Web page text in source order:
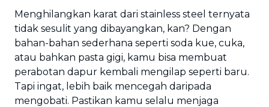
Menghilangkan karat dari stainless steel ternyata
tidak sesulit yang dibayangkan, kan? Dengan
bahan-bahan sederhana seperti soda kue, cuka,
atau bahkan pasta gigi, kamu bisa membuat
perabotan dapur kembali mengilap seperti baru.
Tapi ingat, lebih baik mencegah daripada
mengobati. Pastikan kamu selalu menjaga